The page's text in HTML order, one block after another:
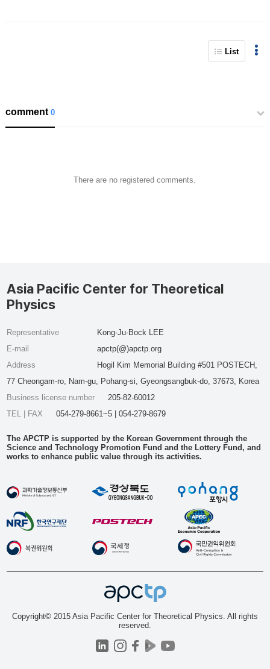
List
comment0
There are no registered comments.
Asia Pacific Center for Theoretical
Physics
Representative
Kong-Ju-Bock LEE
E-mail
apctp(@)apctp.org
Address
Hogil Kim Memorial Building #501 POSTECH,
77 Cheongam-ro, Nam-gu, Pohang-si, Gyeongsangbuk-do, 37673, Korea
Business license number
205-82-60012
TEL | FAX
054-279-8661~5 | 054-279-8679
The APCTP is supported by the Korean Government through the
Science and Technology Promotion Fund and the Lottery Fund, and
works to enhance public value through its activities.
Copyright© 2015 Asia Pacific Center for Theoretical Physics. All rights
reserved.